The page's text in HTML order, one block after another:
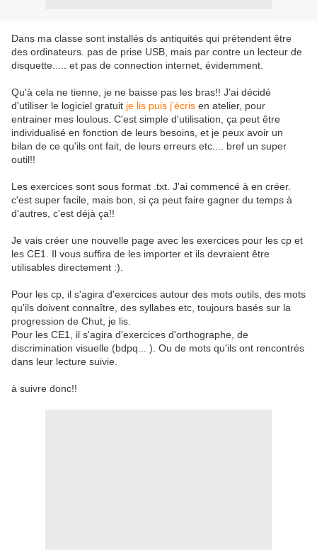
Dans ma classe sont installés ds antiquités qui prétendent être
des ordinateurs. pas de prise USB, mais par contre un lecteur de
disquette..... et pas de connection internet, évidemment.
Qu'à cela ne tienne, je ne baisse pas les bras!! J'ai décidé
d'utiliser le logiciel gratuit je lis puis j'écris en atelier, pour
entrainer mes loulous. C'est simple d'utilisation, ça peut être
individualisé en fonction de leurs besoins, et je peux avoir un
bilan de ce qu'ils ont fait, de leurs erreurs etc.... bref un super
outil!!
Les exercices sont sous format .txt. J'ai commencé à en créer.
c'est super facile, mais bon, si ça peut faire gagner du temps à
d'autres, c'est déjà ça!!
Je vais créer une nouvelle page avec les exercices pour les cp et
les CE1. Il vous suffira de les importer et ils devraient être
utilisables directement :).
Pour les cp, il s'agira d'exercices autour des mots outils, des mots
qu'ils doivent connaître, des syllabes etc, toujours basés sur la
progression de Chut, je lis.
Pour les CE1, il s'agira d'exercices d'orthographe, de
discrimination visuelle (bdpq... ). Ou de mots qu'ils ont rencontrés
dans leur lecture suivie.
à suivre donc!!